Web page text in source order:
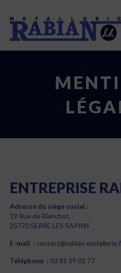
ENTREPRISE
Adresse du siège social :
19 Rue de Blanchot,
25770 SERRE LES SAPINS
E-mail : contact@rabian-
Téléphone : 03 81 59 02 77